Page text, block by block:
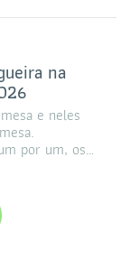
na
e neles
por um, os…